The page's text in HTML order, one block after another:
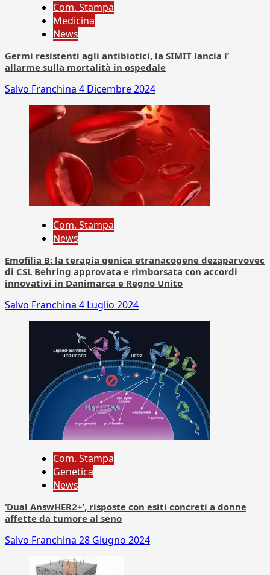
Com. Stampa
Medicina
News
Germi resistenti agli antibiotici, la SIMIT lancia l’
allarme sulla mortalità in ospedale
Salvo Franchina 4 Dicembre 2024
Com. Stampa
News
Emofilia B: la terapia genica etranacogene dezaparvovec
di CSL Behring approvata e rimborsata con accordi
innovativi in Danimarca e Regno Unito
Salvo Franchina 4 Luglio 2024
Com. Stampa
Genetica
News
‘Dual AnswHER2+’, risposte con esiti concreti a donne
affette da tumore al seno
Salvo Franchina 28 Giugno 2024